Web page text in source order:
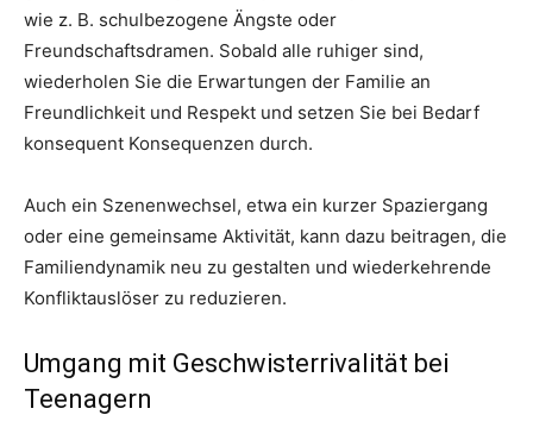
wie z. B. schulbezogene Ängste oder
Freundschaftsdramen. Sobald alle ruhiger sind,
wiederholen Sie die Erwartungen der Familie an
Freundlichkeit und Respekt und setzen Sie bei Bedarf
konsequent Konsequenzen durch.
Auch ein Szenenwechsel, etwa ein kurzer Spaziergang
oder eine gemeinsame Aktivität, kann dazu beitragen, die
Familiendynamik neu zu gestalten und wiederkehrende
Konfliktauslöser zu reduzieren.
Umgang mit Geschwisterrivalität bei
Teenagern